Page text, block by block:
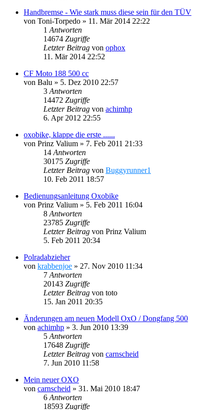
Handbremse - Wie stark muss diese sein für den TÜV
von Toni-Torpedo » 11. Mär 2014 22:22
1 Antworten
14674 Zugriffe
Letzter Beitrag von ophox
11. Mär 2014 22:52
CF Moto 188 500 cc
von Balu » 5. Dez 2010 22:57
3 Antworten
14472 Zugriffe
Letzter Beitrag von achimhp
6. Apr 2012 22:55
oxobike, klappe die erste ......
von Prinz Valium » 7. Feb 2011 21:33
14 Antworten
30175 Zugriffe
Letzter Beitrag von Buggyrunner1
10. Feb 2011 18:57
Bedienungsanleitung Oxobike
von Prinz Valium » 5. Feb 2011 16:04
8 Antworten
23785 Zugriffe
Letzter Beitrag von Prinz Valium
5. Feb 2011 20:34
Polradabzieher
von krabbenjoe » 27. Nov 2010 11:34
7 Antworten
20143 Zugriffe
Letzter Beitrag von toto
15. Jan 2011 20:35
Änderungen am neuen Modell OxO / Dongfang 500
von achimhp » 3. Jun 2010 13:39
5 Antworten
17648 Zugriffe
Letzter Beitrag von carnscheid
7. Jun 2010 11:58
Mein neuer OXO
von carnscheid » 31. Mai 2010 18:47
6 Antworten
18593 Zugriffe